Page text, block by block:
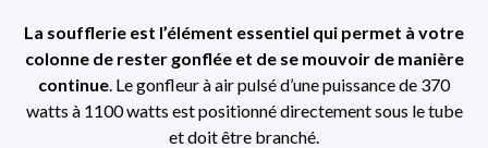
La soufflerie est l’élément essentiel qui permet à votre
colonne de rester gonflée et de se mouvoir de manière
continue. Le gonfleur à air pulsé d’une puissance de 370
watts à 1100 watts est positionné directement sous le tube
et doit être branché.